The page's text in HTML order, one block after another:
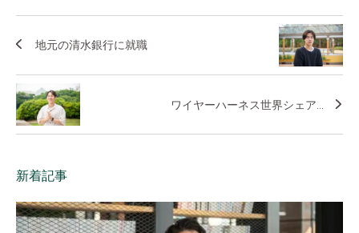
地元の清水銀行に就職
ワイヤーハーネス世界シェア...
新着記事